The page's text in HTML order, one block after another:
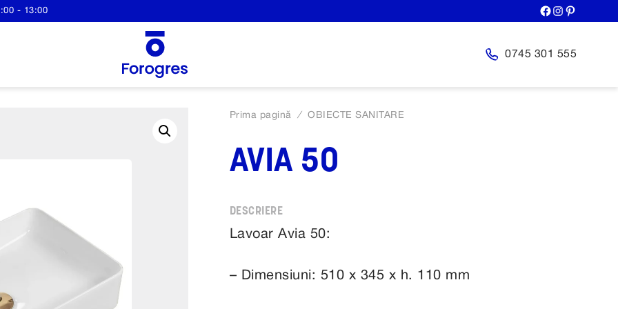
- 13:00
0745 301 555
Prima pagină / OBIECTE SANITARE
AVIA 50
Lavoar Avia 50:
– Dimensiuni: 510 x 345 x h. 110 mm